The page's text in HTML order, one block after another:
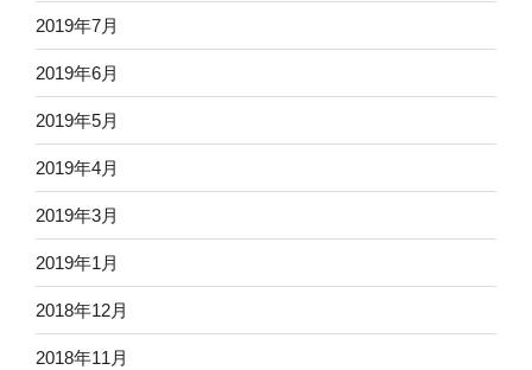
2019年7月
2019年6月
2019年5月
2019年4月
2019年3月
2019年1月
2018年12月
2018年11月